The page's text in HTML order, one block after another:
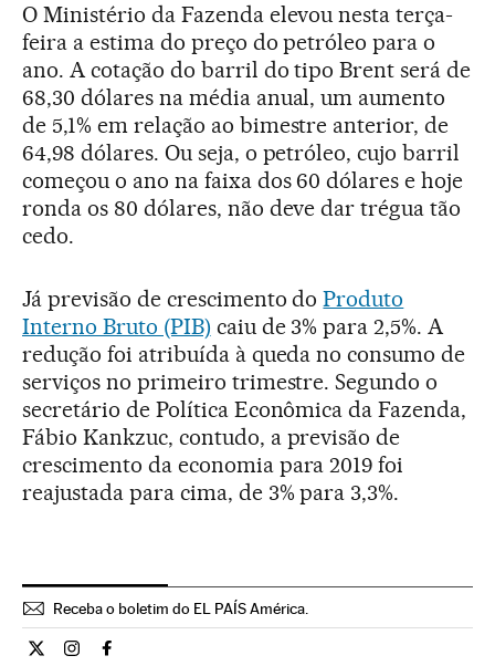
O Ministério da Fazenda elevou nesta terça-
feira a estima do preço do petróleo para o
ano. A cotação do barril do tipo Brent será de
68,30 dólares na média anual, um aumento
de 5,1% em relação ao bimestre anterior, de
64,98 dólares. Ou seja, o petróleo, cujo barril
começou o ano na faixa dos 60 dólares e hoje
ronda os 80 dólares, não deve dar trégua tão
cedo.
Já previsão de crescimento doProduto
Interno Bruto (PIB) caiu de 3% para 2,5%. A
redução foi atribuída à queda no consumo de
serviços no primeiro trimestre. Segundo o
secretário de Política Econômica da Fazenda,
Fábio Kankzuc, contudo, a previsão de
crescimento da economia para 2019 foi
reajustada para cima, de 3% para 3,3%.
Receba o boletim do EL PAÍS América.
Economia El País Brasil en Twitter
Economia El País Brasil en Instagram
Economia El País Brasil en Facebook